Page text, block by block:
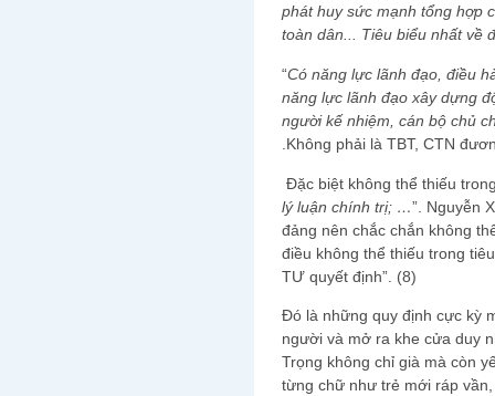
phát huy sức mạnh tổng hợp
toàn dân... Tiêu biểu nhất về
“Có năng lực lãnh đạo, điều
năng lực lãnh đạo xây dựng
người kế nhiệm, cán bộ chủ
.Không phải là TBT, CTN
Đặc biệt không thể thiếu
lý luận chính trị; …”. Nguyễn
đảng nên chắc chắn không
điều không thể thiếu trong
TƯ quyết định”. (8)
Đó là những quy định cực kỳ
người và mở ra khe cửa duy
Trọng không chỉ già mà còn
từng chữ như trẻ mới ráp